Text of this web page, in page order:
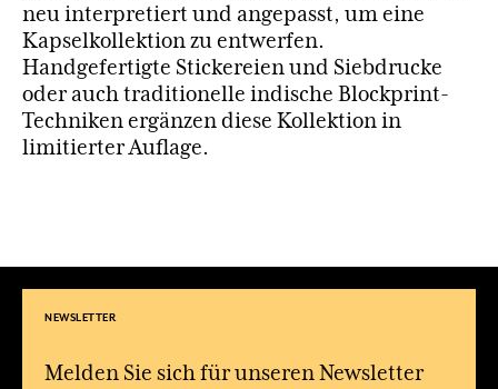
neu interpretiert und angepasst, um eine
Kapselkollektion zu entwerfen.
Handgefertigte Stickereien und Siebdrucke
oder auch traditionelle indische Blockprint-
Techniken ergänzen diese Kollektion in
limitierter Auflage.
NEWSLETTER
Melden Sie sich für unseren Newsletter